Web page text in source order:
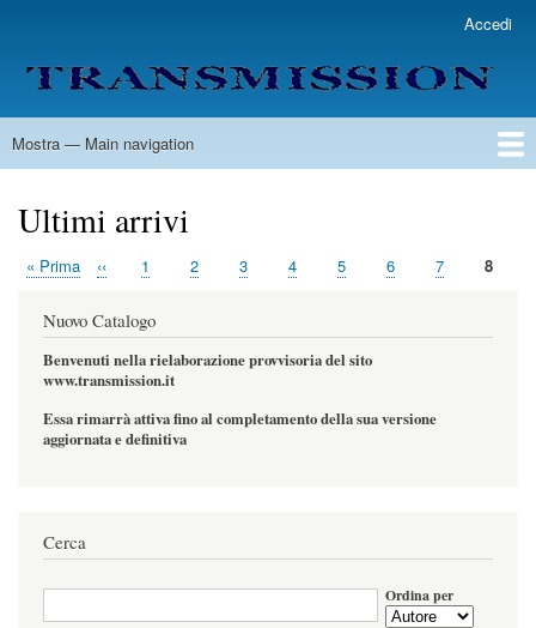
contenuto
principale
account
menu
Accedi
Main
Mostra — Main navigation
Ultimi arrivi
Paginazione
Prima
« Prima
Pagina
‹‹ Page
1 Page
2 Page
3 Page
4 Page
5 Page
6 Page
7
Pagina
8
Nuovo Catalogo
Benvenuti nella rielaborazione provvisoria del sito
www.transmission.it
Essa rimarrà attiva fino al completamento della sua versione
aggiornata e definitiva
Cerca
Ordina per